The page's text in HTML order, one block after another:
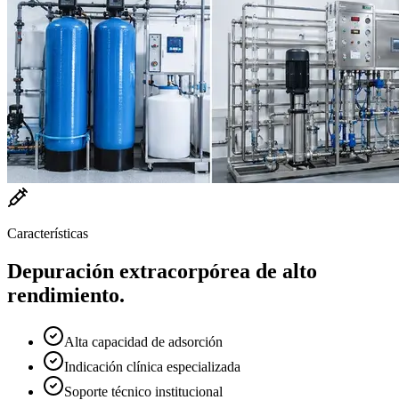
Características
Depuración extracorpórea de alto
rendimiento.
Alta capacidad de adsorción
Indicación clínica especializada
Soporte técnico institucional